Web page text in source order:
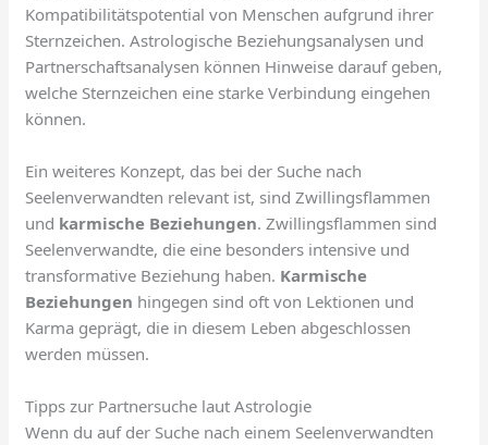
Kompatibilitätspotential von Menschen aufgrund ihrer
Sternzeichen. Astrologische Beziehungsanalysen und
Partnerschaftsanalysen können Hinweise darauf geben,
welche Sternzeichen eine starke Verbindung eingehen
können.
Ein weiteres Konzept, das bei der Suche nach
Seelenverwandten relevant ist, sind Zwillingsflammen
und karmische Beziehungen. Zwillingsflammen sind
Seelenverwandte, die eine besonders intensive und
transformative Beziehung haben. Karmische
Beziehungen hingegen sind oft von Lektionen und
Karma geprägt, die in diesem Leben abgeschlossen
werden müssen.
Tipps zur Partnersuche laut Astrologie
Wenn du auf der Suche nach einem Seelenverwandten